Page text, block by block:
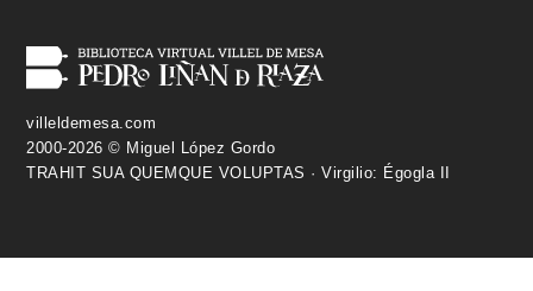
villeldemesa.com
2000-2026 © Miguel López Gordo
TRAHIT SUA QUEMQUE VOLUPTAS · Virgilio: Égogla II